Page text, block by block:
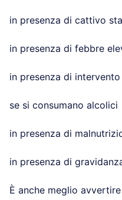
in presenza di cattivo
in presenza di febbre
in presenza di
se si consumano alcolici
in presenza di
in presenza di
È anche meglio